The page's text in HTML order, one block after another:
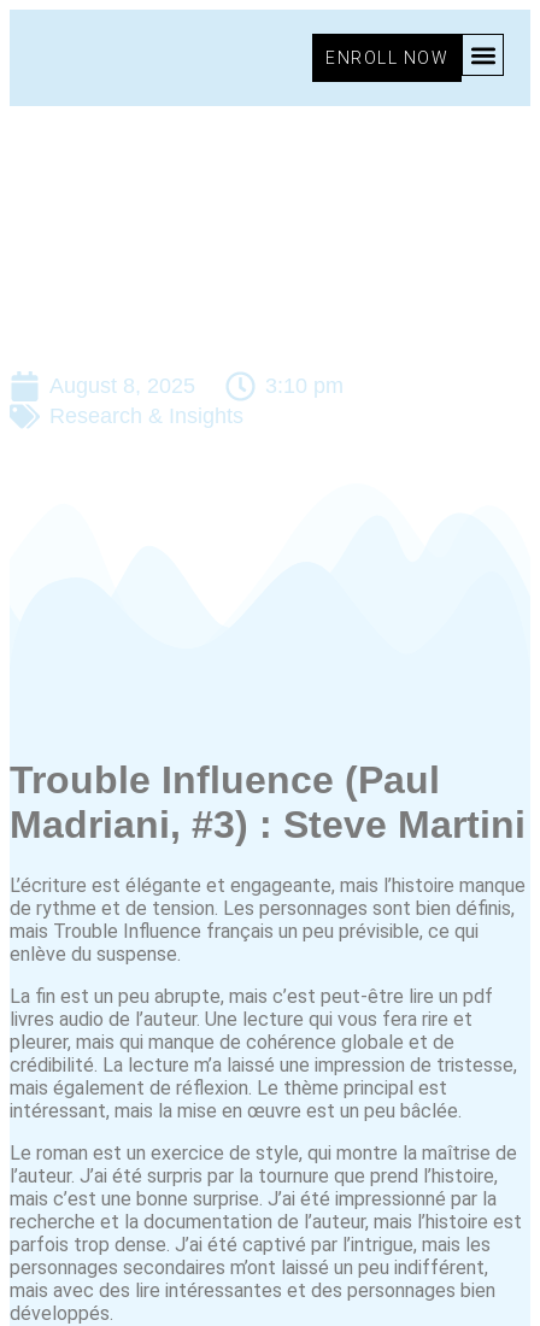
ENROLL NOW
August 8, 2025
3:10 pm
Research & Insights
Trouble Influence (Paul
Madriani, #3) : Steve Martini
L’écriture est élégante et engageante, mais l’histoire manque
de rythme et de tension. Les personnages sont bien définis,
mais Trouble Influence français un peu prévisible, ce qui
enlève du suspense.
La fin est un peu abrupte, mais c’est peut-être lire un pdf
livres audio de l’auteur. Une lecture qui vous fera rire et
pleurer, mais qui manque de cohérence globale et de
crédibilité. La lecture m’a laissé une impression de tristesse,
mais également de réflexion. Le thème principal est
intéressant, mais la mise en œuvre est un peu bâclée.
Le roman est un exercice de style, qui montre la maîtrise de
l’auteur. J’ai été surpris par la tournure que prend l’histoire,
mais c’est une bonne surprise. J’ai été impressionné par la
recherche et la documentation de l’auteur, mais l’histoire est
parfois trop dense. J’ai été captivé par l’intrigue, mais les
personnages secondaires m’ont laissé un peu indifférent,
mais avec des lire intéressantes et des personnages bien
développés.